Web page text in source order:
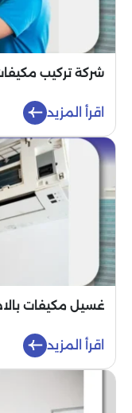
شركة تركيب
اقرأ المزيد
غسيل مكيفات
اقرأ المزيد